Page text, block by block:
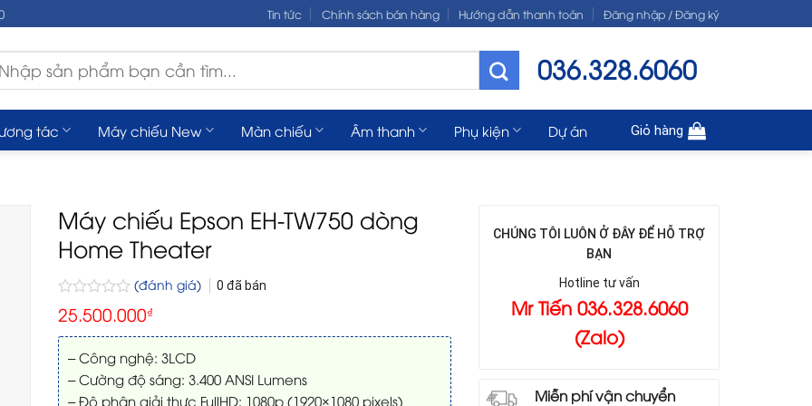
Tin tức Chính sách bán hàng Hướng dẫn thanh toán Đăng nhập / Đăng ký
036.328.6060
tác Máy chiếu New Màn chiếu Âm thanh Phụ kiện Dự án Giỏ hàng
Máy chiếu Epson EH-TW750 dòng
Home Theater
Được
xếp
hạng
0
5
sao
(đánh giá) 0 đã bán
25.500.000₫
– Công nghệ: 3LCD
– Cường độ sáng: 3.400 ANSI Lumens
– Độ phân giải thực FullHD: 1080p (1920×1080 pixels)
CHÚNG TÔI LUÔN Ở ĐÂY ĐỂ HỖ TRỢ
BẠN
Hotline tư vấn
Mr Tiến 036.328.6060
(Zalo)
Miễn phí vận chuyển